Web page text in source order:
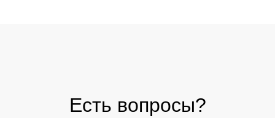
Есть вопросы?